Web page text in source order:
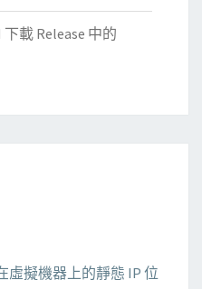
載 Release 中的
虛擬機器上的靜態 IP 位